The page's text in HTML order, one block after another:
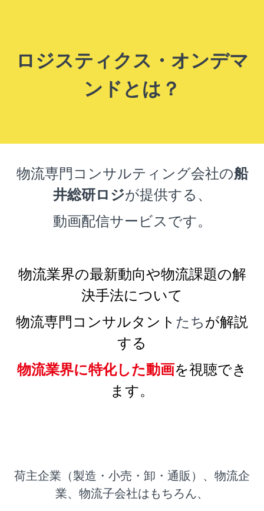
ロジスティクス・オンデマ
ンドとは？
物流専門コンサルティング会社の船
井総研ロジが提供する、
動画配信サービスです。
物流業界の最新動向や物流課題の解
決手法について
物流専門コンサルタント たち が解説
する
物流業界に特化した動画を視聴でき
ます。
荷主企業（製造・小売・卸・通販）、物流企
業、物流子会社はもちろん、